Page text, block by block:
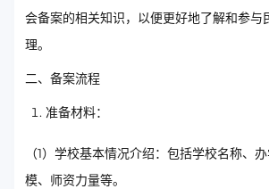
会备案的相关知识，以便更好地了解和参与
理。
二、备案流程
准备材料：
（1）学校基本情况介绍：包括学校名称、
模、师资力量等。